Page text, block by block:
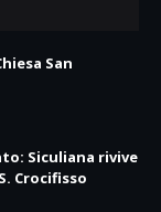
San
Siculiana rivive
Crocifisso